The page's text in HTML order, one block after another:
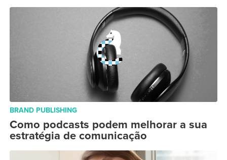
BRAND PUBLISHING
Como podcasts podem melhorar a sua
estratégia de comunicação